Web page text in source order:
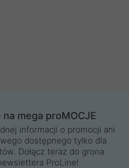
mega proMOCJE
informacji o promocji ani
dostępnego tylko dla
Dołącz teraz do grona
ProLine!